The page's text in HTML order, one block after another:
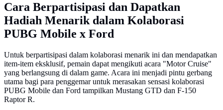
Cara Berpartisipasi dan Dapatkan
Hadiah Menarik dalam Kolaborasi
PUBG Mobile x Ford
Untuk berpartisipasi dalam kolaborasi menarik ini dan mendapatkan
item-item eksklusif, pemain dapat mengikuti acara "Motor Cruise"
yang berlangsung di dalam game. Acara ini menjadi pintu gerbang
utama bagi para penggemar untuk merasakan sensasi kolaborasi
PUBG Mobile dan Ford tampilkan Mustang GTD dan F-150
Raptor R.